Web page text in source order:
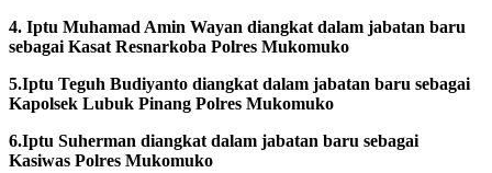
4. Iptu Muhamad Amin Wayan diangkat dalam jabatan baru
sebagai Kasat Resnarkoba Polres Mukomuko
5.Iptu Teguh Budiyanto diangkat dalam jabatan baru sebagai
Kapolsek Lubuk Pinang Polres Mukomuko
6.Iptu Suherman diangkat dalam jabatan baru sebagai
Kasiwas Polres Mukomuko